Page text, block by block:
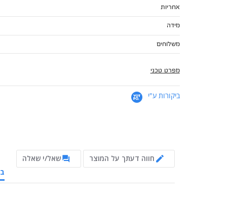
אחריות
מידה
משלוחים
מפרט טכני
ביקורות ע"י
חווה דעתך על המוצר
שאל/י שאלה